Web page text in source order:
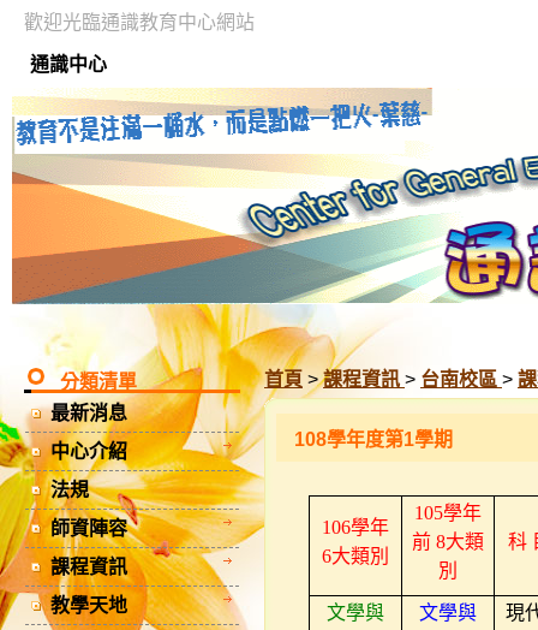
通識中心
歡迎光臨通識教育中心網站
分類清單
最新消息
中心介紹
法規
師資陣容
課程資訊
教學天地
首頁 >課程資訊 > 台南校區 >
108學年度第1學期
106學年
6大類別
105學年
前8大類
別
科
文學與
文學與
現